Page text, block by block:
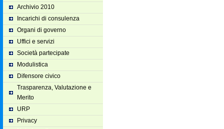
Archivio 2010
Incarichi di consulenza
Organi di governo
Uffici e servizi
Società partecipate
Modulistica
Difensore civico
Trasparenza, Valutazione e
Merito
URP
Privacy